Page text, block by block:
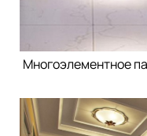
Многоэлементное